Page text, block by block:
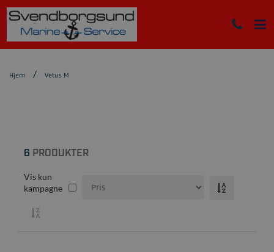
Hjem Vetus M
6 PRODUKTER
Vis kun
kampagne